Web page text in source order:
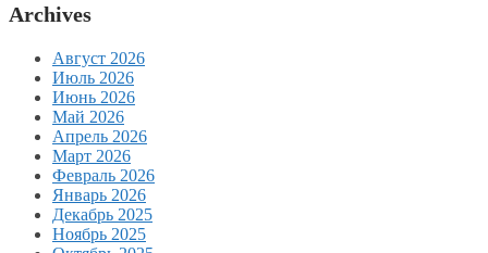
Archives
Август 2026
Июль 2026
Июнь 2026
Май 2026
Апрель 2026
Март 2026
Февраль 2026
Январь 2026
Декабрь 2025
Ноябрь 2025